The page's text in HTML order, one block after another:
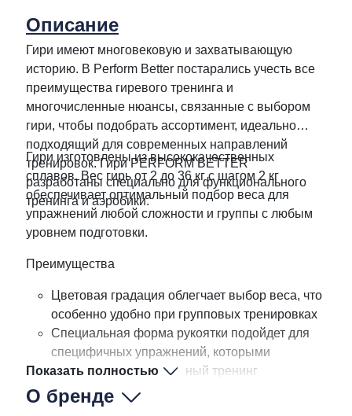
Описание
Гири имеют многовековую и захватывающую
историю. В Perform Better постарались учесть все
преимущества гиревого тренинга и
многочисленные нюансы, связанные с выбором
гири, чтобы подобрать ассортимент, идеально
подходящий для современных направлений
тренировок. Гири PERFORM BETTER
разработаны специально для функционального
тренинга и аэробики.
Гири изготовлены из высококачественных
сплавов. Вес гирь от 2 до 36 кг с шагом 2 кг
обеспечивает оптимальный подбор веса для
упражнений любой сложности и группы с любым
уровнем подготовки.
Преимущества
Цветовая градация облегчает выбор веса, что
особенно удобно при групповых тренировках
Специальная форма рукоятки подойдет для
специфичных упражнений, которыми
славится функциональный тренинг
Покрытие рукоятки обеспечит надежный хват
даже при продолжительных аэробных
Показать полностью
О бренде